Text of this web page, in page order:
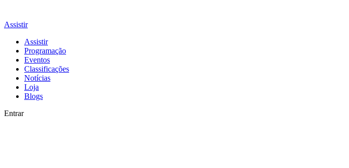
Assistir
Assistir
Programação
Eventos
Classificações
Notícias
Loja
Blogs
Entrar